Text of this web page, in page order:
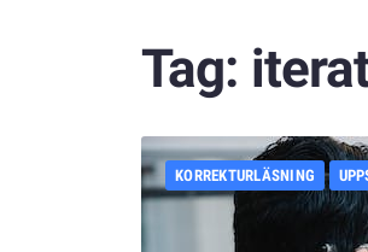
Tag:
KORREKTURLÄSNING